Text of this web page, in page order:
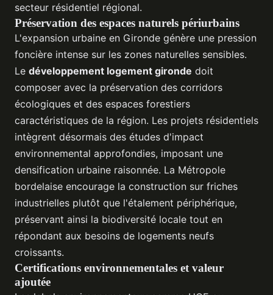
secteur résidentiel régional.
Préservation des espaces naturels périurbains
L'expansion urbaine en Gironde génère une pression
foncière intense sur les zones naturelles sensibles.
Le développement logement gironde doit
composer avec la préservation des corridors
écologiques et des espaces forestiers
caractéristiques de la région. Les projets résidentiels
intègrent désormais des études d'impact
environnemental approfondies, imposant une
densification urbaine raisonnée. La Métropole
bordelaise encourage la construction sur friches
industrielles plutôt que l'étalement périphérique,
préservant ainsi la biodiversité locale tout en
répondant aux besoins de logements neufs
croissants.
Certifications environnementales et valeur
ajoutée